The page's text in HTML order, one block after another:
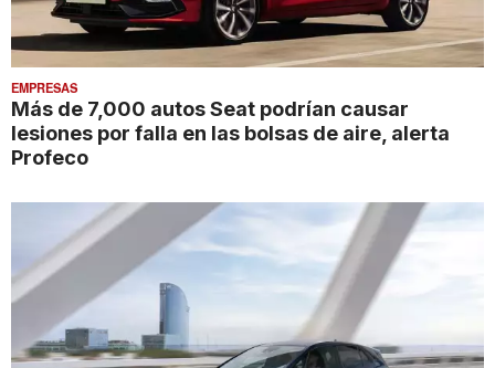
EMPRESAS
Más de 7,000 autos Seat podrían causar
lesiones por falla en las bolsas de aire, alerta
Profeco